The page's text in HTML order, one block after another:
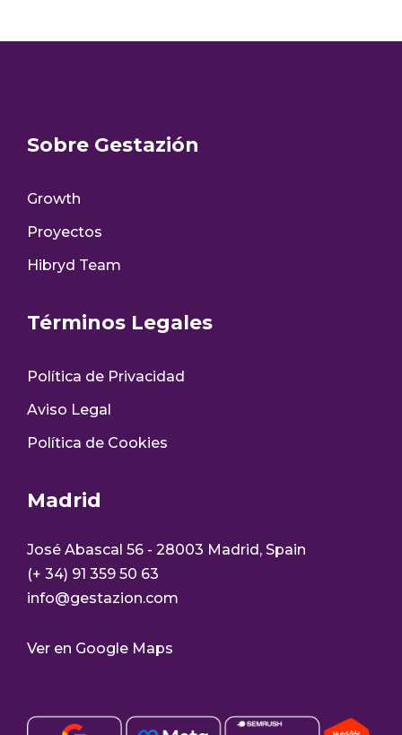
Sobre Gestazión
Growth
Proyectos
Hibryd Team
Términos Legales
Política de Privacidad
Aviso Legal
Política de Cookies
Madrid
José Abascal 56 - 28003 Madrid, Spain
(+ 34) 91 359 50 63
info@gestazion.com
Ver en Google Maps